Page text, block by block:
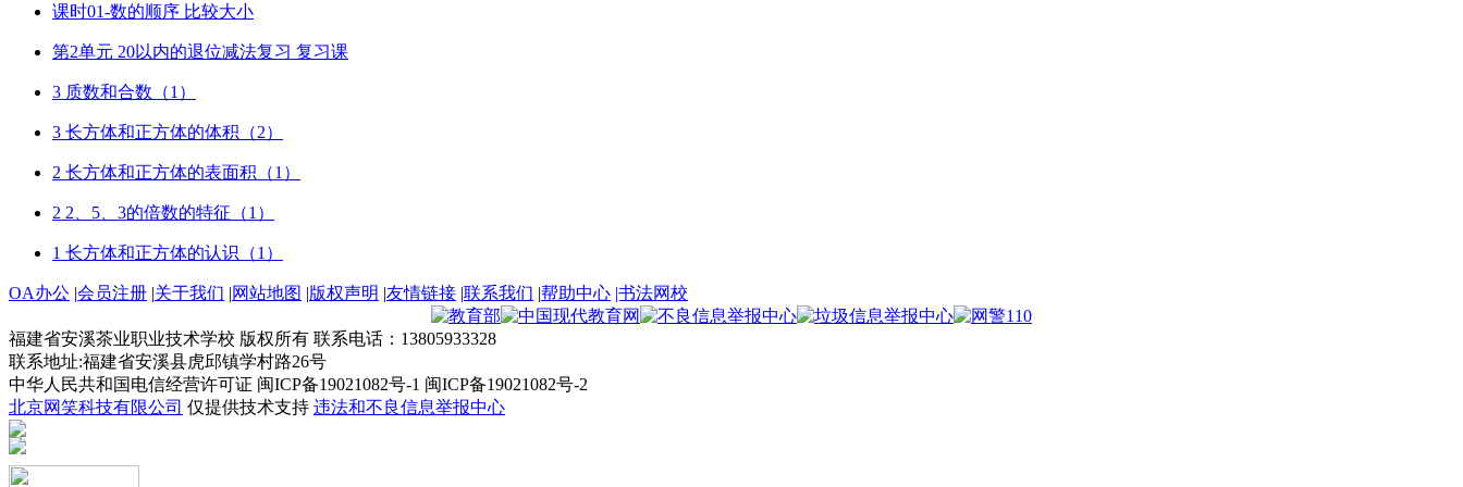
课时01-数的顺序 比较大小
第2单元 20以内的退位减法复习 复习课
3 质数和合数（1）
3 长方体和正方体的体积（2）
2 长方体和正方体的表面积（1）
2 2、5、3的倍数的特征（1）
1 长方体和正方体的认识（1）
OA办公 |会员注册 |关于我们 |网站地图 |版权声明 |友情链接 |联系我们 |帮助中心 |书法网校
福建省安溪茶业职业技术学校 版权所有 联系电话：13805933328
联系地址:福建省安溪县虎邱镇学村路26号
中华人民共和国电信经营许可证 闽ICP备19021082号-1 闽ICP备19021082号-2
北京网笑科技有限公司 仅提供技术支持 违法和不良信息举报中心